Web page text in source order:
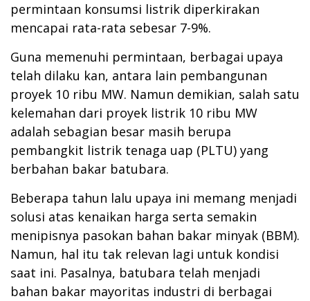
permintaan konsumsi listrik diperkirakan
mencapai rata-rata sebesar 7-9%.
Guna memenuhi permintaan, berbagai upaya
telah dilaku kan, antara lain pembangunan
proyek 10 ribu MW. Namun demikian, salah satu
kelemahan dari proyek listrik 10 ribu MW
adalah sebagian besar masih berupa
pembangkit listrik tenaga uap (PLTU) yang
berbahan bakar batubara.
Beberapa tahun lalu upaya ini memang menjadi
solusi atas kenaikan harga serta semakin
menipisnya pasokan bahan bakar minyak (BBM).
Namun, hal itu tak relevan lagi untuk kondisi
saat ini. Pasalnya, batubara telah menjadi
bahan bakar mayoritas industri di berbagai